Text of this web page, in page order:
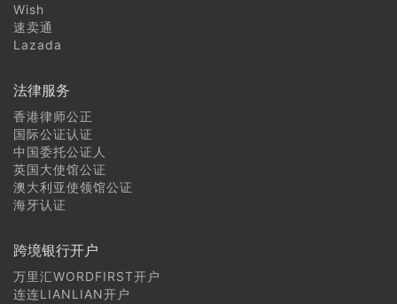
蒙古商标注册常见问题
韩国商标注册常见问题
日本商标注册常见问题
菲律宾商标注册常见问题
老挝商标注册常见问题
Wish
速卖通
Lazada
法律服务
香港律师公正
国际公证认证
中国委托公证人
英国大使馆公证
澳大利亚使领馆公证
海牙认证
跨境银行开户
万里汇WORDFIRST开户
连连LIANLIAN开户